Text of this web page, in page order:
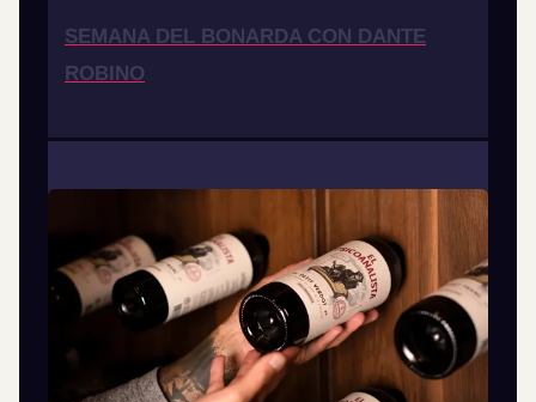
SEMANA DEL BONARDA CON DANTE
ROBINO